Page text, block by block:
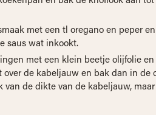
met een tl oregano en peper
saus wat inkookt.
met een klein beetje olijfolie
de kabeljauw en bak dan in de
de dikte van de kabeljauw,